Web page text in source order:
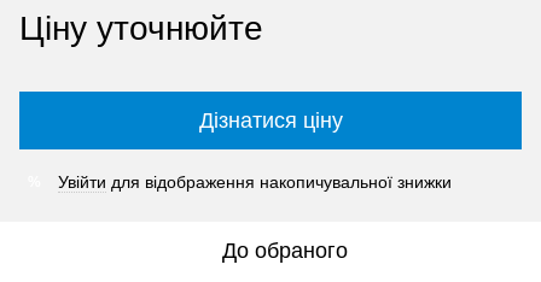
Ціну уточнюйте
Дізнатися ціну
Увійти для відображення накопичувальної знижки
До обраного